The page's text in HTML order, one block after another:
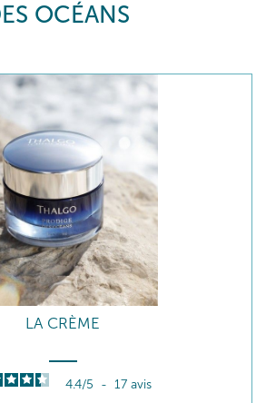
OCÉANS
LA CRÈME
4.4/5 - 17 avis